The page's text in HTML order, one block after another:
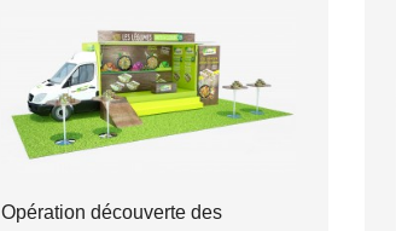
Opération découverte des